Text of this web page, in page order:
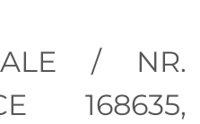
/ NR.
168635,